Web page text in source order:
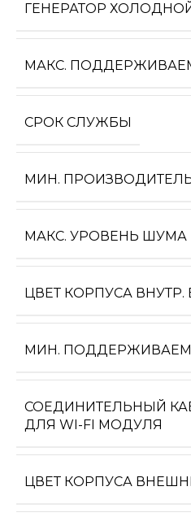
ГЕНЕРАТОР
МАКС.
СРОК СЛУЖБЫ
МИН.
МАКС. УРОВЕНЬ
ЦВЕТ КОРПУСА ВНУТР.
МИН.
СОЕДИНИТЕЛЬНЫЙ
ДЛЯ WI-FI МОДУЛЯ
ЦВЕТ КОРПУСА